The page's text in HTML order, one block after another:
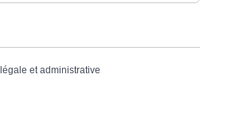
et administrative